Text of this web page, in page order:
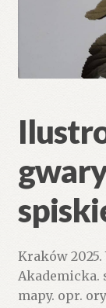
Kraków
Akademicka.
mapy. opr.